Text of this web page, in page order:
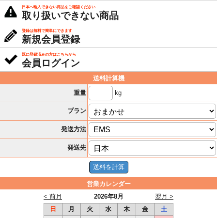
日本へ輸入できない商品をご確認ください
取り扱いできない商品
登録は無料で簡単にできます
新規会員登録
既に登録済みの方はこちらから
会員ログイン
送料計算機
重量
kg
プラン
発送方法
発送先
営業カレンダー
2026年8月
< 前月
翌月 >
日
月 火 水 木 金
土